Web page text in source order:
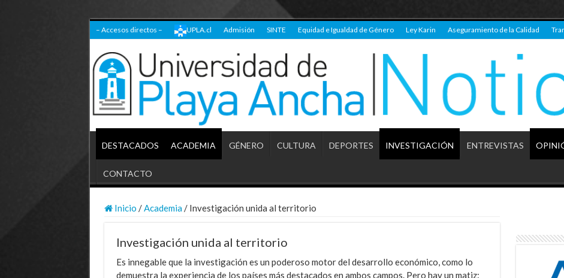
– Accesos directos – UPLA.cl Admisión SINTE Equidad e Igualdad de Género Ley Karin Aseguramiento de la Calidad
DESTACADOS ACADEMIA GÉNERO CULTURA DEPORTES INVESTIGACIÓN ENTREVISTAS
CONTACTO
Inicio / Academia / Investigación unida al territorio
Investigación unida al territorio
Es innegable que la investigación es un poderoso motor del desarrollo económico, como lo
demuestra la experiencia de los países más destacados en ambos campos. Pero hay un matiz: